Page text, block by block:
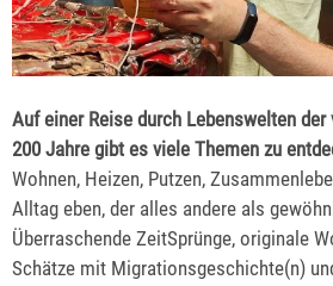
Auf einer Reise durch Lebenswelten der
200 Jahre gibt es viele Themen zu
Wohnen, Heizen, Putzen,
Alltag eben, der alles andere als
Überraschende ZeitSprünge, originale
Schätze mit Migrationsgeschichte(n)